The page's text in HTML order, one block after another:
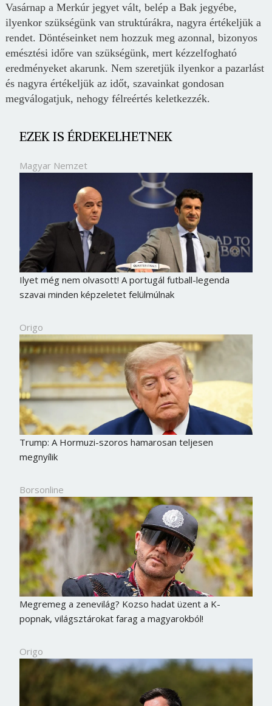
Vasárnap a Merkúr jegyet vált, belép a Bak jegyébe,
ilyenkor szükségünk van struktúrákra, nagyra értékeljük a
rendet. Döntéseinket nem hozzuk meg azonnal, bizonyos
emésztési időre van szükségünk, mert kézzelfogható
eredményeket akarunk. Nem szeretjük ilyenkor a pazarlást
és nagyra értékeljük az időt, szavainkat gondosan
megválogatjuk, nehogy félreértés keletkezzék.
EZEK IS ÉRDEKELHETNEK
Magyar Nemzet
Ilyet még nem olvasott! A portugál futball-legenda
szavai minden képzeletet felülmúlnak
Origo
Trump: A Hormuzi-szoros hamarosan teljesen
megnyílik
Borsonline
Megremeg a zenevilág? Kozso hadat üzent a K-
popnak, világsztárokat farag a magyarokból!
Origo